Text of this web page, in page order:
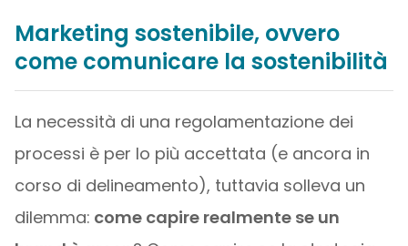
Marketing sostenibile, ovvero
come comunicare la sostenibilità
La necessità di una regolamentazione dei
processi è per lo più accettata (e ancora in
corso di delineamento), tuttavia solleva un
dilemma: come capire realmente se un